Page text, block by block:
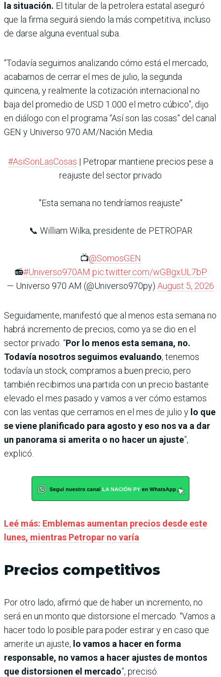
la situación. El titular de la petrolera estatal aseguró
que la firma seguirá siendo la más competitiva, incluso
de darse alguna eventual suba.
“Todavía seguimos analizando cómo está el mercado,
acabamos de cerrar el mes de julio, la segunda
quincena, y realmente la cotización internacional no
baja del promedio de USD 1.000 el metro cúbico”, dijo
en diálogo con el programa “Así son las cosas” del canal
GEN y Universo 970 AM/Nación Media.
#AsiSonLasCosas | Petropar mantiene precios pese a
reajuste del sector privado
"Esta semana no tendríamos reajuste"
📞 William Wilka, presidente de PETROPAR
📺@SomosGEN
📻#Universo970AM pic.twitter.com/wGBgxUL7bP
— Universo 970 AM (@Universo970py) August 5, 2026
Seguidamente, manifestó que al menos esta semana no
habrá incremento de precios, como ya se dio en el
sector privado. “Por lo menos esta semana, no.
Todavía nosotros seguimos evaluando, tenemos
todavía un stock, compramos a buen precio, pero
también recibimos una partida con un precio bastante
elevado el mes pasado y vamos a ver cómo estamos
con las ventas que cerramos en el mes de julio y lo que
se viene planificado para agosto y eso nos va a dar
un panorama si amerita o no hacer un ajuste”,
explicó.
Leé más: Emblemas aumentan precios desde este
lunes, mientras Petropar no varía
Precios competitivos
Por otro lado, afirmó que de haber un incremento, no
será en un monto que distorsione el mercado. “Vamos a
hacer todo lo posible para poder estirar y en caso que
amerite un ajuste, lo vamos a hacer en forma
responsable, no vamos a hacer ajustes de montos
que distorsionen el mercado”, precisó.